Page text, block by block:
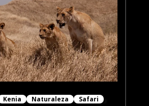
Kenia Naturaleza Safari